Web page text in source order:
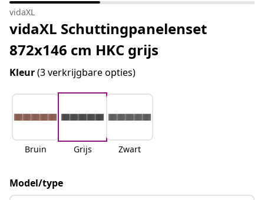
vidaXL
vidaXL Schuttingpanelenset
872x146 cm HKC grijs
Kleur(3 verkrijgbare opties)
Bruin Grijs Zwart
Model/type